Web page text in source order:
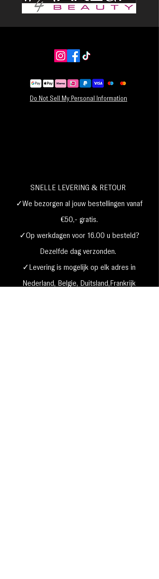
een klik hoort om het product te doseren.
2. Veeg met de Cushion sponspunt direct op je
lippen, beginnend in het midden en volgend de
3. Breng aan op de gehele onderlip om in te
vullen en breng een laagje aan voor extra
Do Not Sell My Personal Information
SNELLE LEVERING & RETOUR
✓We bezorgen al jouw bestellingen vanaf
€50,- gratis.
✓Op werkdagen voor 16.00 u besteld?
Dezelfde dag verzonden.
✓Levering is mogelijk op elk adres in
Nederland, België, Duitsland,Frankrijk